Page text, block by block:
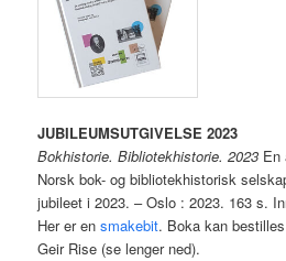
JUBILEUMSUTGIVELSE 2023
Bokhistorie. Bibliotekhistorie. 2023 En
Norsk bok- og bibliotekhistorisk
jubileet i 2023. – Oslo : 2023. 163 s.
Her er ensmakebit. Boka kan
Geir Rise (se lenger ned).